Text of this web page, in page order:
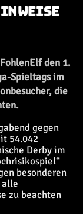
den 1.
Spieltags im
die
gegen
54.042
Derby im
besonderen
alle
zu beachten